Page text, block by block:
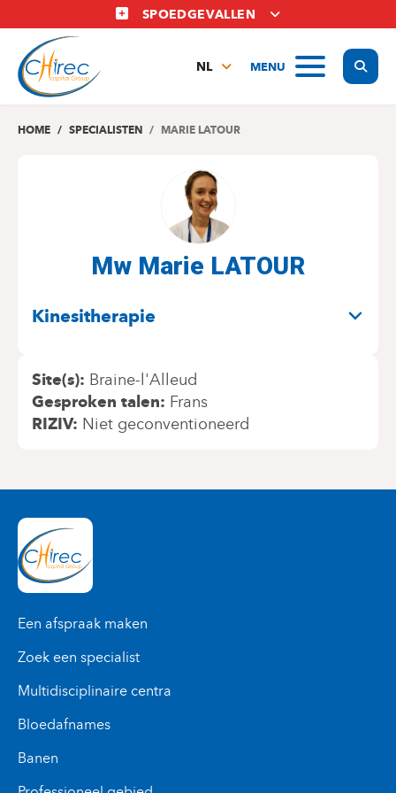
en
naar
inhoud
SPOEDGEVALLEN
MENU
NL
EN
HOME SPECIALISTEN MARIE LATOUR
Mw Marie LATOUR
Kinesitherapie
Site(s) Braine-l'Alleud
Gesproken talen Frans
RIZIV Niet geconventioneerd
Een afspraak maken
Zoek een specialist
Multidisciplinaire centra
Bloedafnames
Banen